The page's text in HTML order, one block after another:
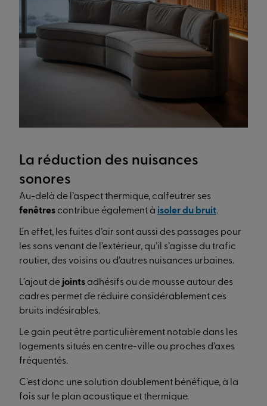
La réduction des nuisances
sonores
Au-delà de l’aspect thermique, calfeutrer ses
fenêtres contribue également à isoler du bruit.
En effet, les fuites d’air sont aussi des passages pour
les sons venant de l’extérieur, qu’il s’agisse du trafic
routier, des voisins ou d’autres nuisances urbaines.
L’ajout de joints adhésifs ou de mousse autour des
cadres permet de réduire considérablement ces
bruits indésirables.
Le gain peut être particulièrement notable dans les
logements situés en centre-ville ou proches d’axes
fréquentés.
C’est donc une solution doublement bénéfique, à la
fois sur le plan acoustique et thermique.